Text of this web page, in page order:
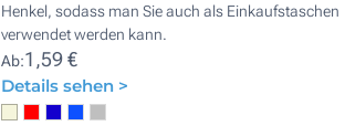
Henkel, sodass man Sie auch als Einkaufstaschen
verwendet werden kann.
Ab:1,59 €
Details sehen >